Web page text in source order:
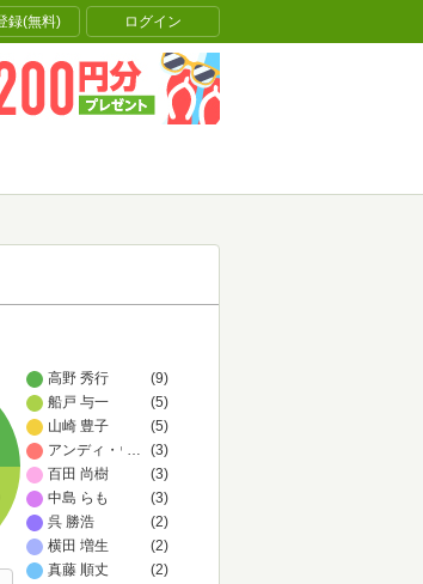
録(無料) ログイン
高野 秀行
(9)
船戸 与一
(5)
山崎 豊子
(5)
アンディ・ウィアー
(3)
…
百田 尚樹
(3)
中島 らも
(3)
呉 勝浩
(2)
横田 増生
(2)
真藤 順丈
(2)